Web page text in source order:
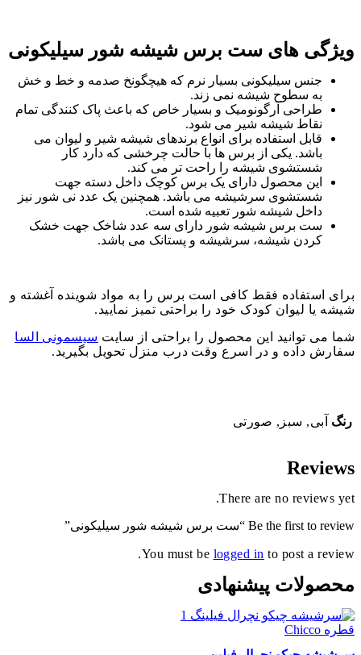
ویژگی های ست برس شیشه شور سیلیکونی
جنس سیلیکونی بسیار نرم که هیچگونخ صدمه و خط و خش
به سطوح شیشه نمی زند.
طراحی آرگونومیک و بسیار خاص که باعث پاک کنندگی تمام
نقاط شیشه شیر می شود.
قابل استفاده برای انواع برندهای شیشه شیر و لیوان می
باشد. یکی از برس ها با حالت چرخشی که دارد کار
شستشوی شیشه را راحت تر می کند.
این محصول دارای یک برس کوچک داخل دسته جهت
شستشوی سرشیشه می باشد. همچنین یک عدد نی شور نیز
داخل شیشه شور تعبیه شده است.
ست برس شیشه شور دارای سه عدد شاخک جهت خشک
کردن شیشه، سرشیشه و پستانک می باشد.
برای استفاده فقط کافی است برس را به مواد شوینده آغشته و
شیشه یا لیوان کودک خود را براحتی تمیز نمایید.
شما می توانید این محصول را براحتی از سایت سیسمونی السا
سفارش داده و در اسرع وقت درب منزل تحویل بگیرید.
رنگ آبی, سبز, صورتی
Reviews
There are no reviews yet.
Be the first to review “ست برس شیشه شور سیلیکونی”
You must be logged in to post a review.
محصولات پیشنهادی